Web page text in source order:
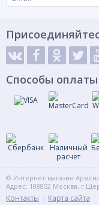
Способы оплаты
© Интернет-магазин
Адрес: 108852 Москва,
Контакты Карта сайта